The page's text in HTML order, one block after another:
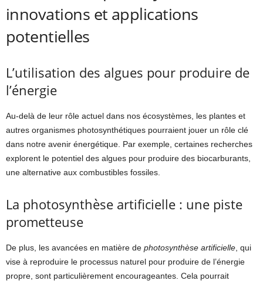
innovations et applications
potentielles
L’utilisation des algues pour produire de
l’énergie
Au-delà de leur rôle actuel dans nos écosystèmes, les plantes et
autres organismes photosynthétiques pourraient jouer un rôle clé
dans notre avenir énergétique. Par exemple, certaines recherches
explorent le potentiel des algues pour produire des biocarburants,
une alternative aux combustibles fossiles.
La photosynthèse artificielle : une piste
prometteuse
De plus, les avancées en matière de photosynthèse artificielle , qui
vise à reproduire le processus naturel pour produire de l’énergie
propre, sont particulièrement encourageantes. Cela pourrait